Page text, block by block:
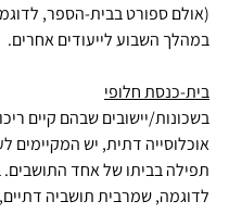
(אולם ספורט בבית-הספר,
במהלך השבוע לייעודים אחרים.
בית-כנסת חלופי
בשכונות/יישובים שבהם קיים
אוכלוסייה דתית, יש המקיימים
תפילה בביתו של אחד
לדוגמה, שמרבית תושביה